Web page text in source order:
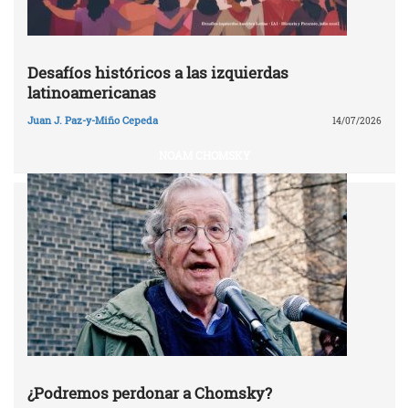
Desafíos históricos a las izquierdas
latinoamericanas
Juan J. Paz-y-Miño Cepeda 14/07/2026
¿Podremos perdonar a Chomsky?